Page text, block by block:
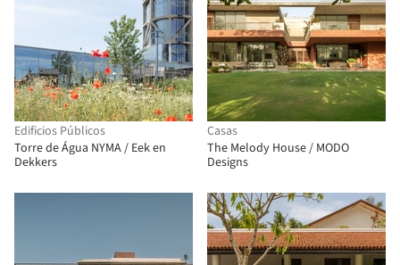
Edificios Públicos
Torre de Água NYMA / Eek en
Dekkers
Casas
The Melody House / MODO
Designs